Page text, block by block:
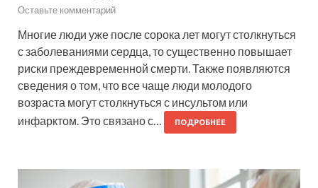
Оставьте комментарий
Многие люди уже после сорока лет могут столкнуться
с заболеваниями сердца, то существенно повышает
риски преждевременной смерти. Также появляются
сведения о том, что все чаще люди молодого
возраста могут столкнуться с инсультом или
инфарктом. Это связано с…
ПОДРОБНЕЕ